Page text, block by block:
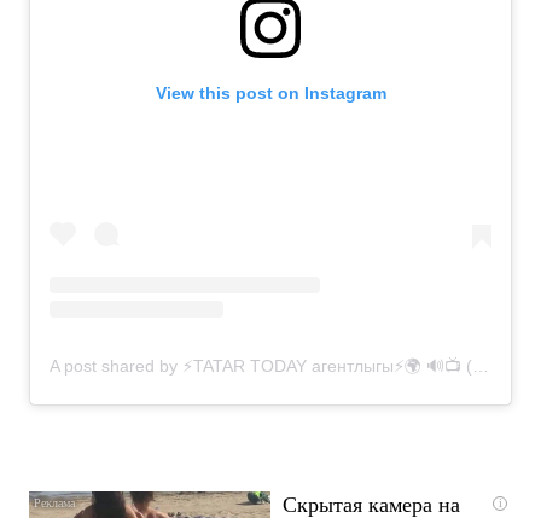
View this post on Instagram
i
Скрытая камера на